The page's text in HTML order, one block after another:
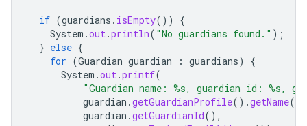
if (guardians . isEmpty())
{
System .out .println( "No guardians found." );
} else {
for (Guardian guardian : guardians)
{
System .out .printf(
"Guardian name: %s, guardian id: %s,
guardian .getGuardianProfile().getName().
guardian .getGuardianId(),